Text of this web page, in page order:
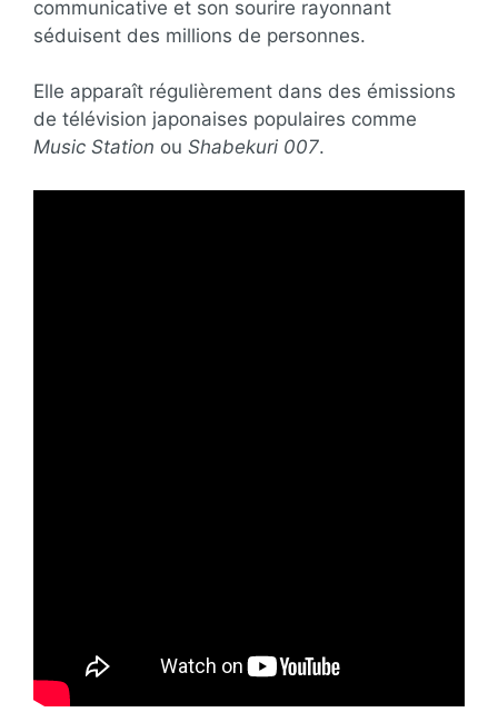
communicative et son sourire rayonnant
séduisent des millions de personnes.
Elle apparaît régulièrement dans des émissions
de télévision japonaises populaires comme
Music Station ou Shabekuri 007.